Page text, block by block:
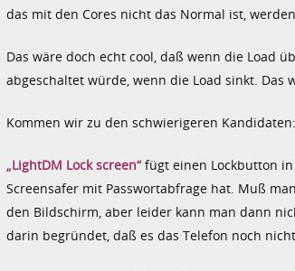
das mit den Cores nicht das Normal ist,
Das wäre doch echt cool, daß wenn die Load
abgeschaltet würde, wenn die Load sinkt. Das
Kommen wir zu den schwierigeren Kandidaten:
„LightDM Lock screen“fügt einen Lockbutton in
Screensafer mit Passwortabfrage hat. Muß
den Bildschirm, aber leider kann man dann
darin begründet, daß es das Telefon noch